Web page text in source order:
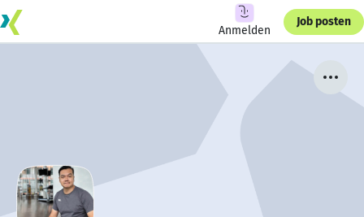
Anmelden
Job posten